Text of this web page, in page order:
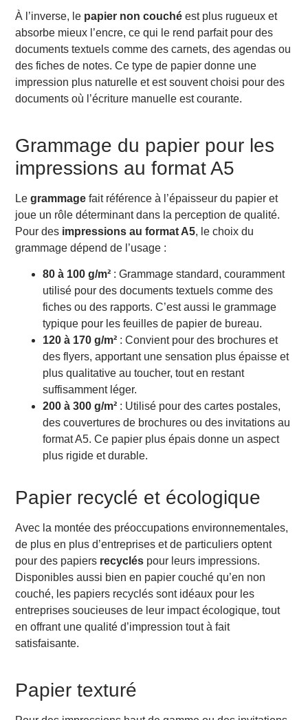
À l’inverse, le papier non couché est plus rugueux et
absorbe mieux l’encre, ce qui le rend parfait pour des
documents textuels comme des carnets, des agendas ou
des fiches de notes. Ce type de papier donne une
impression plus naturelle et est souvent choisi pour des
documents où l’écriture manuelle est courante.
Grammage du papier pour les
impressions au format A5
Legrammage fait référence à l’épaisseur du papier et
joue un rôle déterminant dans la perception de qualité.
Pour des impressions au format A5, le choix du
grammage dépend de l’usage :
80 à 100 g/m² : Grammage standard, couramment
utilisé pour des documents textuels comme des
fiches ou des rapports. C’est aussi le grammage
typique pour les feuilles de papier de bureau.
120 à 170 g/m² : Convient pour des brochures et
des flyers, apportant une sensation plus épaisse et
plus qualitative au toucher, tout en restant
suffisamment léger.
200 à 300 g/m² : Utilisé pour des cartes postales,
des couvertures de brochures ou des invitations au
format A5. Ce papier plus épais donne un aspect
plus rigide et durable.
Papier recyclé et écologique
Avec la montée des préoccupations environnementales,
de plus en plus d’entreprises et de particuliers optent
pour des papiers recyclés pour leurs impressions.
Disponibles aussi bien en papier couché qu’en non
couché, les papiers recyclés sont idéaux pour les
entreprises soucieuses de leur impact écologique, tout
en offrant une qualité d’impression tout à fait
satisfaisante.
Papier texturé